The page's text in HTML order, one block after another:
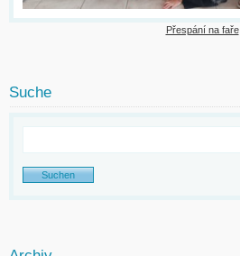
Přespání na faře
Suche